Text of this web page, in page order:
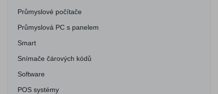
Průmyslové počítače
Průmyslová PC s panelem
Smart
Snímače čárových kódů
Software
POS systémy